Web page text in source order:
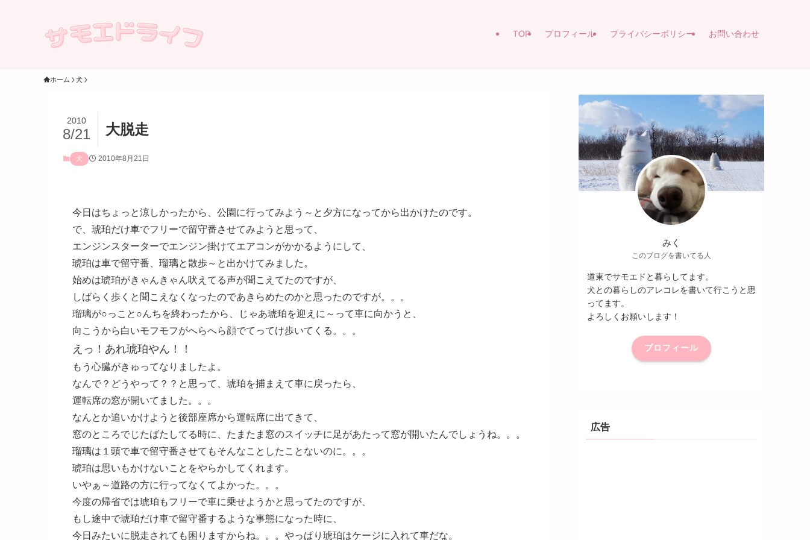
TOP プロフィール プライバシーポリシー お問い合わせ
ホーム 犬
大脱走
2010
8/21
犬 2010年8月21日
今日はちょっと涼しかったから、公園に行ってみよう～と夕方になってから出かけたのです。
で、琥珀だけ車でフリーで留守番させてみようと思って、
エンジンスターターでエンジン掛けてエアコンがかかるようにして、
琥珀は車で留守番、瑠璃と散歩～と出かけてみました。
始めは琥珀がきゃんきゃん吠えてる声が聞こえてたのですが、
しばらく歩くと聞こえなくなったのであきらめたのかと思ったのですが。。。
瑠璃が○っこと○んちを終わったから、じゃあ琥珀を迎えに～って車に向かうと、
向こうから白いモフモフがへらへら顔でてってけ歩いてくる。。。
えっ！あれ琥珀やん！！
もう心臓がきゅってなりましたよ。
なんで？どうやって？？と思って、琥珀を捕まえて車に戻ったら、
運転席の窓が開いてました。。。
なんとか追いかけようと後部座席から運転席に出てきて、
窓のところでじたばたしてる時に、たまたま窓のスイッチに足があたって窓が開いたんでしょうね。。。
瑠璃は１頭で車で留守番させてもそんなことしたことないのに。。。
琥珀は思いもかけないことをやらかしてくれます。
いやぁ～道路の方に行ってなくてよかった。。。
今度の帰省では琥珀もフリーで車に乗せようかと思ってたのですが、
もし途中で琥珀だけ車で留守番するような事態になった時に、
今日みたいに脱走されても困りますからね。。。やっぱり琥珀はケージに入れて車だな。
みく
このブログを書いてる人
道東でサモエドと暮らしてます。
犬との暮らしのアレコレを書いて行こうと思
ってます。
よろしくお願いします！
プロフィール
広告